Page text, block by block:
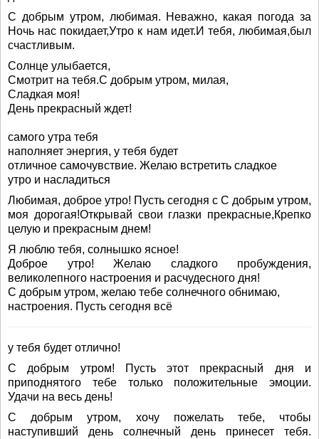
С добрым утром, любимая. Неважно, какая погода за
Ночь нас покидает,Утро к нам идет.И тебя, любимая,был
счастливым.
Солнце улыбается,
Смотрит на тебя.С добрым утром, милая,
Сладкая моя!
День прекрасный ждет!
самого утра тебя
наполняет энергия, у тебя будет
отличное самочувствие. Желаю встретить сладкое
утро и насладиться
Любимая, доброе утро! Пусть сегодня с С добрым утром,
моя дорогая!Открывай свои глазки прекрасные,Крепко
целую и прекрасным днем!
Я люблю тебя, солнышко ясное!
Доброе утро! Желаю сладкого пробуждения,
великолепного настроения и расчудесного дня!
С добрым утром, желаю тебе солнечного обнимаю,
настроения. Пусть сегодня всё
у тебя будет отлично!
С добрым утром! Пусть этот прекрасный дня и
приподнятого тебе только положительные эмоции.
Удачи на весь день!
С добрым утром, хочу пожелать тебе, чтобы
наступивший день солнечный день принесет тебя.